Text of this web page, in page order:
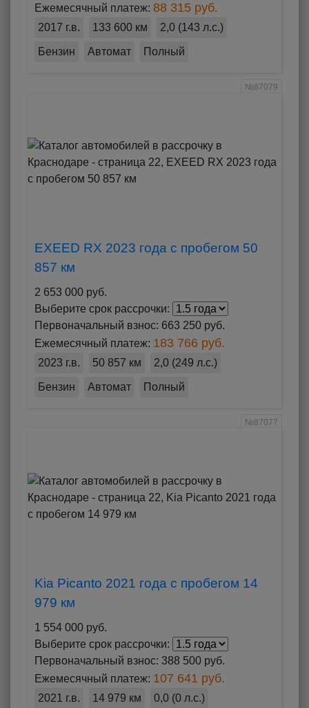
Ежемесячный платеж: 88 315 руб.
2017 г.в. 133 600 км 2,0 (143 л.с.)
Бензин Автомат Полный
№87079
EXEED RX 2023 года с пробегом 50
857 км
2 653 000 руб.
Выберите срок рассрочки:
Первоначальный взнос: 663 250 руб.
Ежемесячный платеж: 183 766 руб.
2023 г.в. 50 857 км 2,0 (249 л.с.)
Бензин Автомат Полный
№87077
Kia Picanto 2021 года с пробегом 14
979 км
1 554 000 руб.
Выберите срок рассрочки:
Первоначальный взнос: 388 500 руб.
Ежемесячный платеж: 107 641 руб.
2021 г.в. 14 979 км 0,0 (0 л.с.)